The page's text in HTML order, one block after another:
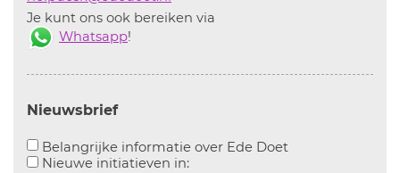
Je kunt ons ook bereiken via
Whatsapp!
Nieuwsbrief
Belangrijke informatie over Ede Doet
Nieuwe initiatieven in:Aanvinken om informatie over